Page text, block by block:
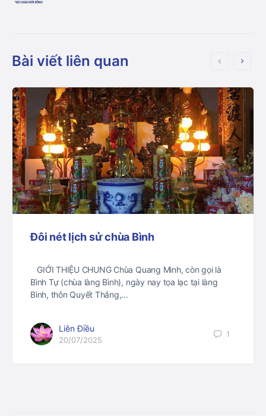
Bài viết liên quan
Đôi nét lịch sử chùa Bình
GIỚI THIỆU CHUNG Chùa Quang Minh, còn gọi là
Bình Tự (chùa làng Bình), ngày nay tọa lạc tại làng
Bình, thôn Quyết Thắng,…
Liên Điều
20/07/2025
1